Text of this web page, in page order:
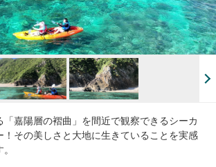
「嘉陽層の褶曲」を間近で観察できるシーカ
！その美しさと大地に生きていることを実感